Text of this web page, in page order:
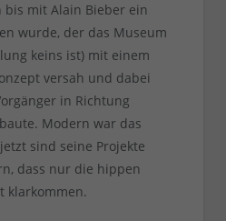
bis mit Alain Bieber ein
wurde, der das Museum
keins ist) mit einem
versah und dabei
in Richtung
Modern war das
sind seine Projekte
dass nur die hippen
klarkommen.